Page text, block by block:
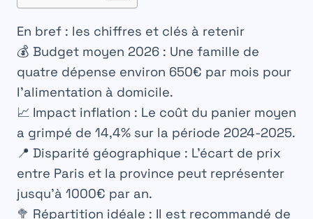
En bref : les chiffres et clés à retenir
💰 Budget moyen 2026 : Une famille de
quatre dépense environ 650€ par mois pour
l’alimentation à domicile.
📈 Impact inflation : Le coût du panier moyen
a grimpé de 14,4% sur la période 2024-2025.
📍 Disparité géographique : L’écart de prix
entre Paris et la province peut représenter
jusqu’à 1000€ par an.
🥦 Répartition idéale : Il est recommandé de